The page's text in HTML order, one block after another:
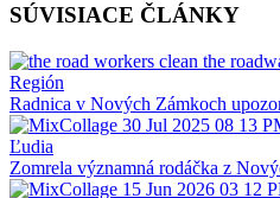
SÚVISIACE ČLÁNKY
Región
Radnica v Nových Zámkoch
Ľudia
Zomrela významná rodáčka z